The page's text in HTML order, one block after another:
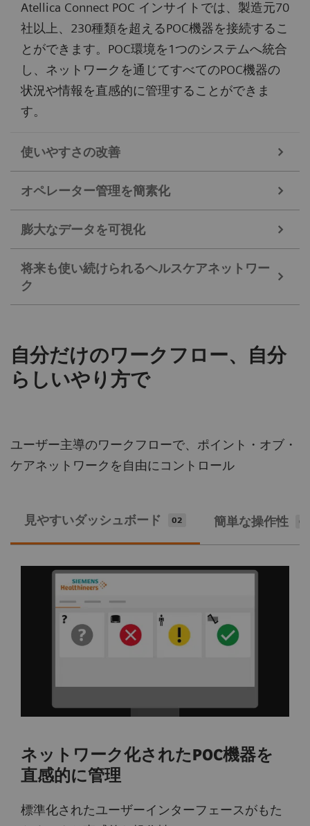
Atellica Connect POC インサイトでは、製造元70
社以上、230種類を超えるPOC機器を接続するこ
とができます。POC環境を1つのシステムへ統合
し、ネットワークを通じてすべてのPOC機器の
状況や情報を直感的に管理することができま
す。
使いやすさの改善
標準化されたユーザーインターフェースは、何時間
にも及んでいた作業を、数回のマウスクリック操作
に進化し、より直感的な操作性を実現します。
リック一つで簡単に確認できます
オペレーター管理を簡素化
トレーニングと習熟度の強化
件
継続的な質の向上を目的としたオペレータ認証
連携
膨大なデータを可視化
POCネットワーク全体を1つの統合されたオールイ
ンワンビューで確認できるため、意思決定を加速で
十分な情報で裏打ちされた意思決定をより迅速に行
えるようになります。
善分野に注目することができます
題解決に費やす時間が短縮されます
将来も使い続けられるヘルスケアネットワー
ク
ITインフラストラクチャを合理化することで、将来
の拡張性と強化が可能になります。
ューションを提供します
テクノロジーのアップグレードにより、性能及
に管理するためのソリューションを提供します
とができます。POC環境を1つのシステムへ統合
し、ネットワークを通じてすべてのPOC機器の
状況や情報を直感的に管理することができま
自分だけのワークフロー、自分
らしいやり方で
ユーザー主導のワークフローで、ポイント・オブ・
ケアネットワークを自由にコントロール
見やすいダッシュボード 02 簡単な操作性 01
ネットワーク化されたPOC機器を
直感的に管理
標準化されたユーザーインターフェースがもた